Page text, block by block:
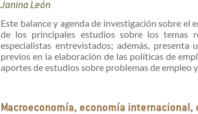
Janina León
Este balance y agenda de investigación sobre
de los principales estudios sobre los temas
especialistas entrevistados; además,
previos en la elaboración de las políticas de
aportes de estudios sobre problemas de empleo y
Macroeconomía, economía